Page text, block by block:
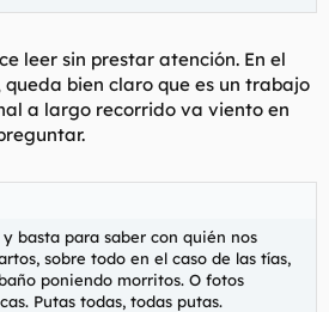
leer sin prestar atención. En el
bien claro que es un trabajo
a largo recorrido va viento en
basta para saber con quién nos
sobre todo en el caso de las tías,
poniendo morritos. O fotos
Putas todas, todas putas.